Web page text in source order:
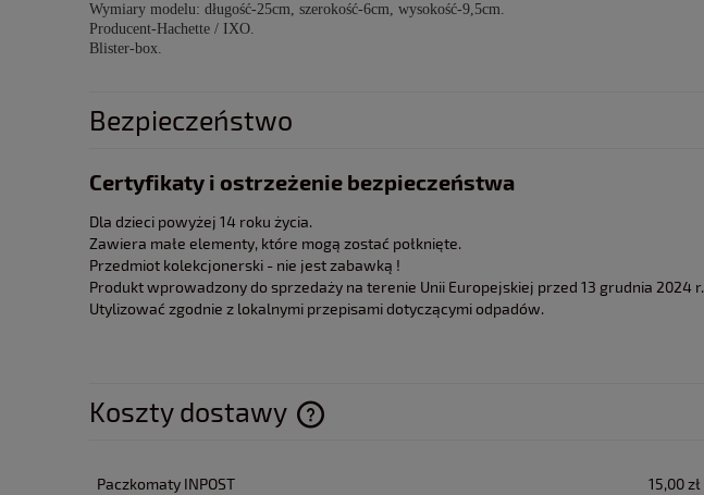
Wymiary modelu: długość-25cm, szerokość-6cm, wysokość-9,5cm.
Producent-Hachette / IXO.
Blister-box.
Bezpieczeństwo
Certyfikaty i ostrzeżenie bezpieczeństwa
Dla dzieci powyżej 14 roku życia.
Zawiera małe elementy, które mogą zostać połknięte.
Przedmiot kolekcjonerski - nie jest zabawką !
Produkt wprowadzony do sprzedaży na terenie Unii Europejskiej przed 13 grudnia 2024 r.
Utylizować zgodnie z lokalnymi przepisami dotyczącymi odpadów.
Koszty dostawy
Paczkomaty INPOST 15,00 zł